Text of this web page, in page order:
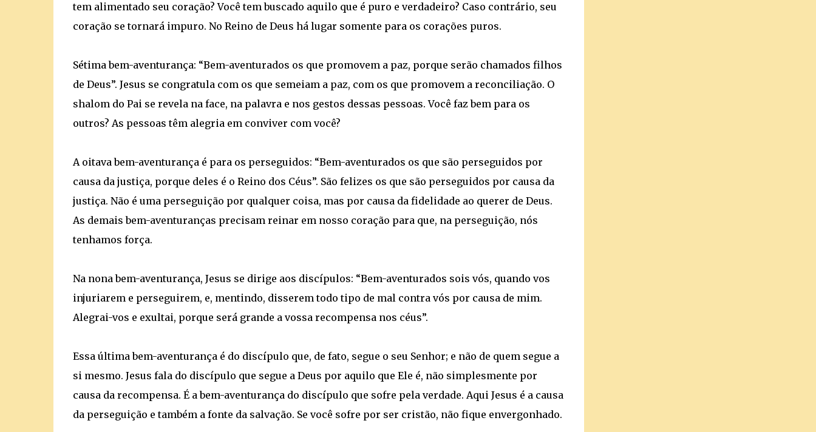
tem alimentado seu coração? Você tem buscado aquilo que é puro e verdadeiro? Caso contrário, seu
coração se tornará impuro. No Reino de Deus há lugar somente para os corações puros.
Sétima bem-aventurança: “Bem-aventurados os que promovem a paz, porque serão chamados filhos
de Deus”. Jesus se congratula com os que semeiam a paz, com os que promovem a reconciliação. O
shalom do Pai se revela na face, na palavra e nos gestos dessas pessoas. Você faz bem para os
outros? As pessoas têm alegria em conviver com você?
A oitava bem-aventurança é para os perseguidos: “Bem-aventurados os que são perseguidos por
causa da justiça, porque deles é o Reino dos Céus”. São felizes os que são perseguidos por causa da
justiça. Não é uma perseguição por qualquer coisa, mas por causa da fidelidade ao querer de Deus.
As demais bem-aventuranças precisam reinar em nosso coração para que, na perseguição, nós
tenhamos força.
Na nona bem-aventurança, Jesus se dirige aos discípulos: “Bem-aventurados sois vós, quando vos
injuriarem e perseguirem, e, mentindo, disserem todo tipo de mal contra vós por causa de mim.
Alegrai-vos e exultai, porque será grande a vossa recompensa nos céus”.
Essa última bem-aventurança é do discípulo que, de fato, segue o seu Senhor; e não de quem segue a
si mesmo. Jesus fala do discípulo que segue a Deus por aquilo que Ele é, não simplesmente por
causa da recompensa. É a bem-aventurança do discípulo que sofre pela verdade. Aqui Jesus é a causa
da perseguição e também a fonte da salvação. Se você sofre por ser cristão, não fique envergonhado.